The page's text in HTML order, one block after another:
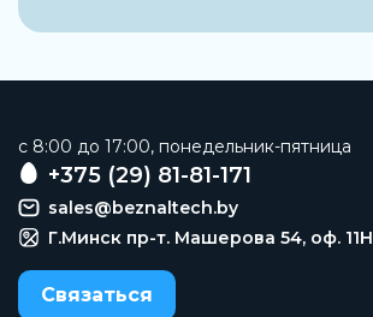
c 8:00 до 17:00, понедельник-пятница
+375 (29) 81-81-171
sales@beznaltech.by
Г.Минск пр-т. Машерова 54, оф. 11H
Связаться